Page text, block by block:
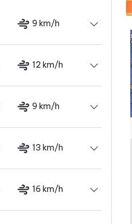
9 km/h
12 km/h
9 km/h
13 km/h
16 km/h